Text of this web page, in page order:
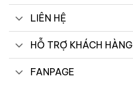
Công dụng
LIÊN HỆ
HỖ TRỢ KHÁCH HÀNG
FANPAGE